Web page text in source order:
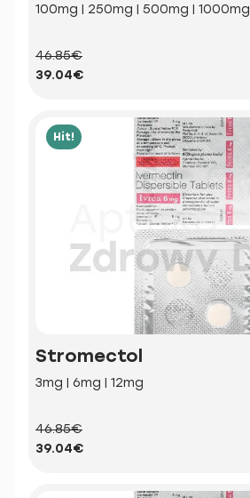
100mg | 250mg | 500mg | 1000mg
46.85€
39.04€
Hit!
Stromectol
3mg | 6mg | 12mg
46.85€
39.04€